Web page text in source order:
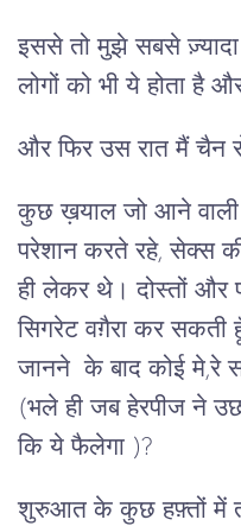
इससे तो मुझे सबसे
लोगों को भी ये होता है
और फिर उस रात मैं चैन
कुछ ख़याल जो आने
परेशान करते रहे, सेक्स
ही लेकर थे। दोस्तों और
सिगरेट वग़ैरा कर सकती
जानने के बाद कोई मे,रे
(भले ही जब हेरपीज ने
कि ये फैलेगा )?
शुरुआत के कुछ हफ़्तों में